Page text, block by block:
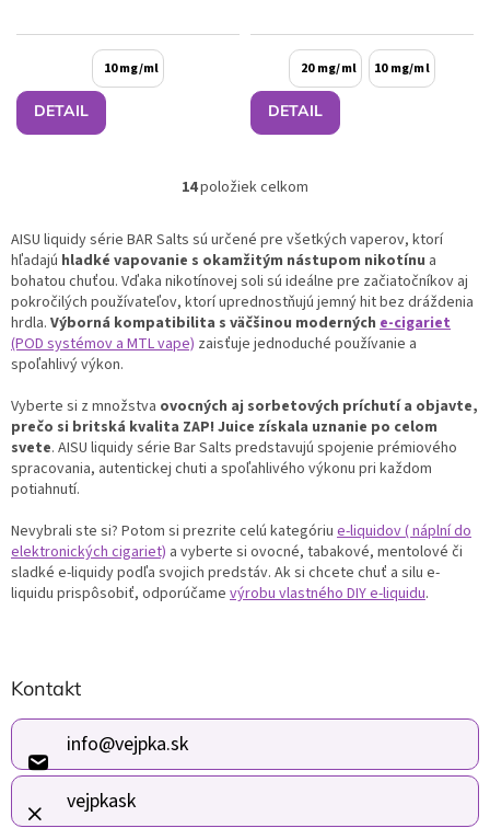
DETAIL
10 mg/ml
DETAIL
20 mg/ml 10 mg/ml
O
l
á
d
a
c
i
r
v
k
y
p
i
s
u
14položiek celkom
AISU liquidy série BAR Salts sú určené pre všetkých vaperov, ktorí
hľadajú hladké vapovanie s okamžitým nástupom nikotínu a
bohatou chuťou. Vďaka nikotínovej soli sú ideálne pre začiatočníkov aj
pokročilých používateľov, ktorí uprednostňujú jemný hit bez dráždenia
hrdla. Výborná kompatibilita s väčšinou moderných e-cigariet
(POD systémov a MTL vape) zaisťuje jednoduché používanie a
spoľahlivý výkon.
Vyberte si z množstva ovocných aj sorbetových príchutí a objavte,
prečo si britská kvalita ZAP! Juice získala uznanie po celom
svete. AISU liquidy série Bar Salts predstavujú spojenie prémiového
spracovania, autentickej chuti a spoľahlivého výkonu pri každom
potiahnutí.
Nevybrali ste si? Potom si prezrite celú kategóriu e-liquidov ( náplní do
elektronických cigariet) a vyberte si ovocné, tabakové, mentolové či
sladké e-liquidy podľa svojich predstáv. Ak si chcete chuť a silu e-
liquidu prispôsobiť, odporúčame výrobu vlastného DIY e-liquidu.
á
p
t
i
e
Kontakt
info@vejpka.sk
vejpkask